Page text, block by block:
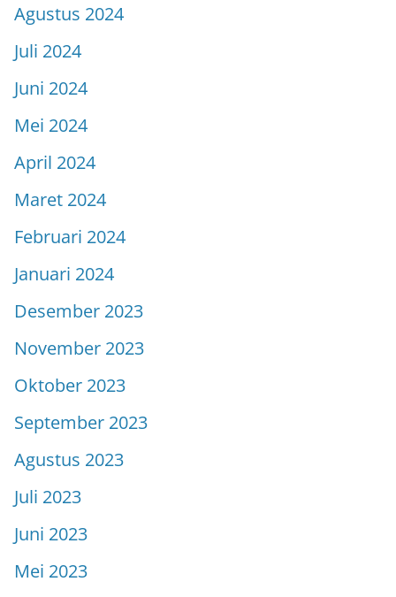
Agustus 2024
Juli 2024
Juni 2024
Mei 2024
April 2024
Maret 2024
Februari 2024
Januari 2024
Desember 2023
November 2023
Oktober 2023
September 2023
Agustus 2023
Juli 2023
Juni 2023
Mei 2023